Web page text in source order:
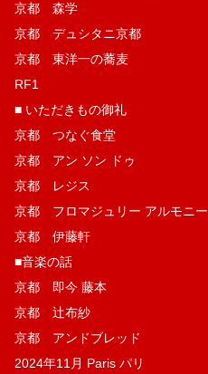
京都 森学
京都 デュシタニ京都
京都 東洋一の蕎麦
RF1
■ いただきもの御礼
京都 つなぐ食堂
京都 アン ソン ドゥ
京都 レジス
京都 フロマジュリー アルモニー
京都 伊藤軒
■音楽の話
京都 即今 藤本
京都 辻布紗
京都 アンドブレッド
2024年11月 Paris パリ